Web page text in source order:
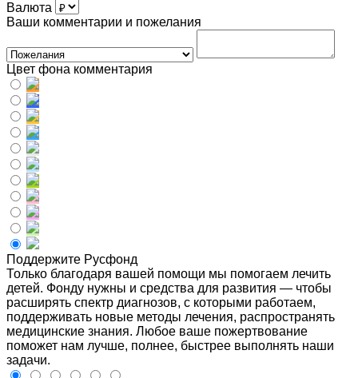
Валюта
Ваши комментарии и пожелания
Цвет фона комментария
Поддержите Русфонд
Только благодаря вашей помощи мы помогаем лечить
детей. Фонду нужны и средства для развития — чтобы
расширять спектр диагнозов, с которыми работаем,
поддерживать новые методы лечения, распространять
медицинские знания. Любое ваше пожертвование
поможет нам лучше, полнее, быстрее выполнять наши
задачи.